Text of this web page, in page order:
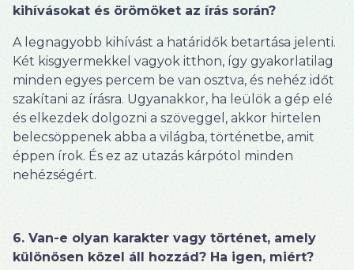
kihívásokat és örömöket az írás során?
A legnagyobb kihívást a határidők betartása jelenti.
Két kisgyermekkel vagyok itthon, így gyakorlatilag
minden egyes percem be van osztva, és nehéz időt
szakítani az írásra. Ugyanakkor, ha leülök a gép elé
és elkezdek dolgozni a szöveggel, akkor hirtelen
belecsöppenek abba a világba, történetbe, amit
éppen írok. És ez az utazás kárpótol minden
nehézségért.
6. Van-e olyan karakter vagy történet, amely
különösen közel áll hozzád? Ha igen, miért?